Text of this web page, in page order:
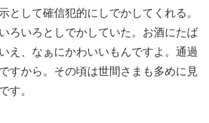
として確信犯的にしでかしてくれる。
ろいろとしでかしていた。お酒にたば
え、なぁにかわいいもんですよ。通過
すから。その頃は世間さまも多めに見
す。